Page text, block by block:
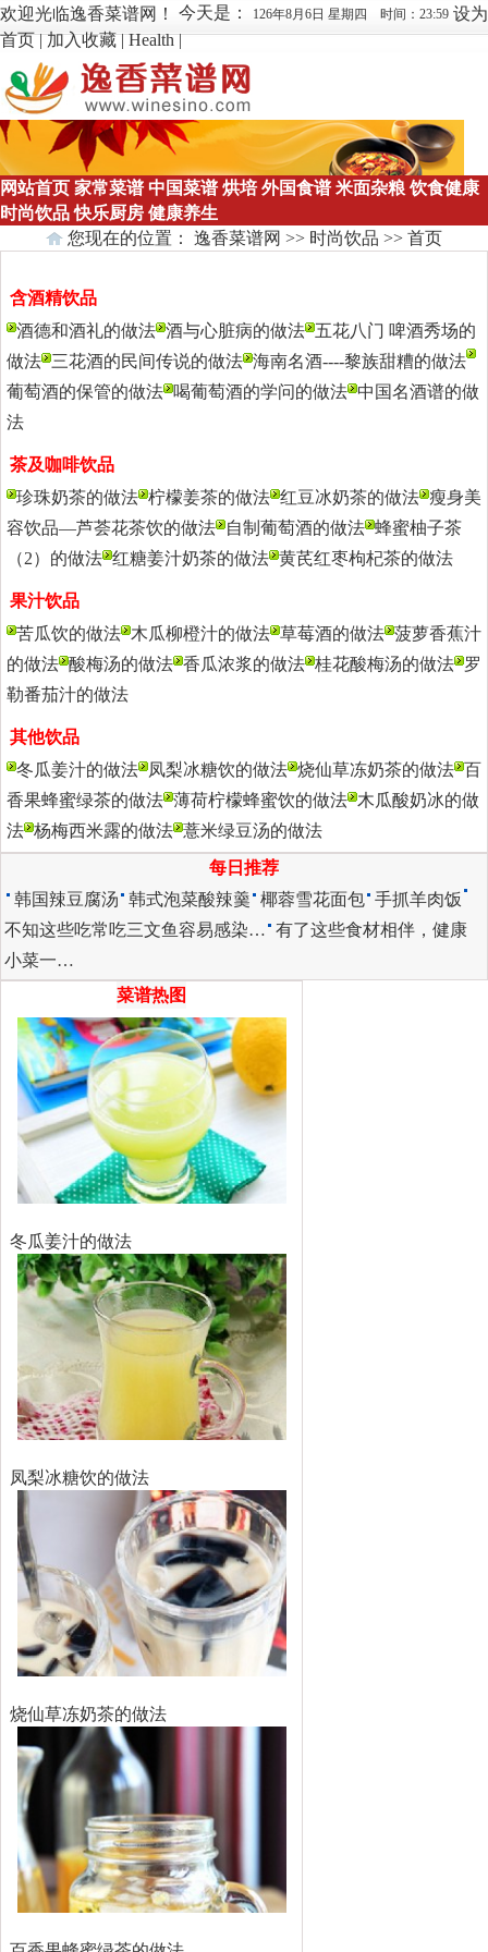
欢迎光临逸香菜谱网！ 今天是： 126年8月6日 星期四 时间：23:59 设为
首页|加入收藏|Health|
网站首页 家常菜谱 中国菜谱 烘培 外国食谱 米面杂粮 饮食健康
时尚饮品 快乐厨房 健康养生
您现在的位置： 逸香菜谱网 >> 时尚饮品 >> 首页
含酒精饮品
酒德和酒礼的做法 酒与心脏病的做法 五花八门 啤酒秀场的
做法 三花酒的民间传说的做法 海南名酒----黎族甜糟的做法
葡萄酒的保管的做法 喝葡萄酒的学问的做法 中国名酒谱的做
法
茶及咖啡饮品
珍珠奶茶的做法 柠檬姜茶的做法 红豆冰奶茶的做法 瘦身美
容饮品―芦荟花茶饮的做法
自制葡萄酒的做法 蜂蜜柚子茶
（2）的做法 红糖姜汁奶茶的做法 黄芪红枣枸杞茶的做法
果汁饮品
苦瓜饮的做法 木瓜柳橙汁的做法 草莓酒的做法 菠萝香蕉汁
的做法 酸梅汤的做法 香瓜浓浆的做法 桂花酸梅汤的做法 罗
勒番茄汁的做法
其他饮品
冬瓜姜汁的做法
凤梨冰糖饮的做法 烧仙草冻奶茶的做法 百
香果蜂蜜绿茶的做法 薄荷柠檬蜂蜜饮的做法 木瓜酸奶冰的做
法 杨梅西米露的做法 薏米绿豆汤的做法
每日推荐
韩国辣豆腐汤 韩式泡菜酸辣羹 椰蓉雪花面包 手抓羊肉饭
不知这些吃常吃三文鱼容易感染… 有了这些食材相伴，健康
小菜一…
菜谱热图
冬瓜姜汁的做法
凤梨冰糖饮的做法
烧仙草冻奶茶的做法